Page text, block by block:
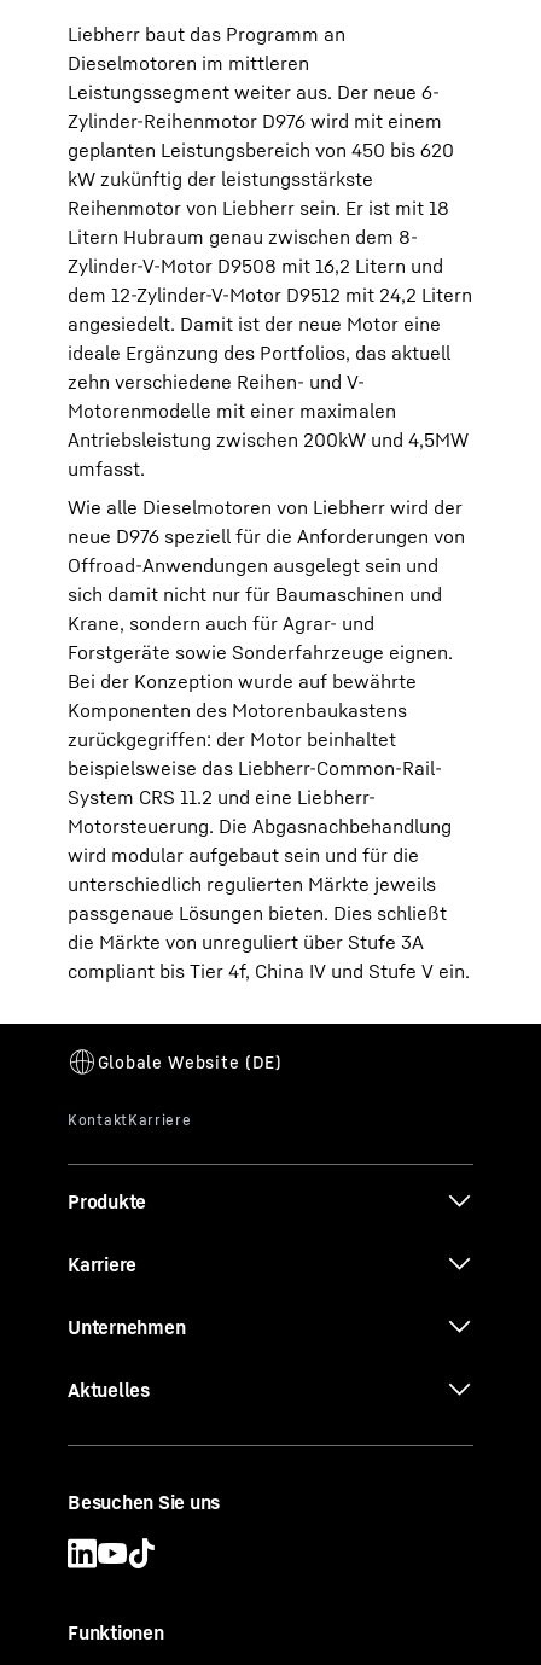
Liebherr baut das Programm an
Dieselmotoren im mittleren
Leistungssegment weiter aus. Der neue 6-
Zylinder-Reihenmotor D976 wird mit einem
geplanten Leistungsbereich von 450 bis 620
kW zukünftig der leistungsstärkste
Reihenmotor von Liebherr sein. Er ist mit 18
Litern Hubraum genau zwischen dem 8-
Zylinder-V-Motor D9508 mit 16,2 Litern und
dem 12-Zylinder-V-Motor D9512 mit 24,2 Litern
angesiedelt. Damit ist der neue Motor eine
ideale Ergänzung des Portfolios, das aktuell
zehn verschiedene Reihen- und V-
Motorenmodelle mit einer maximalen
Antriebsleistung zwischen 200kW und 4,5MW
umfasst.
Wie alle Dieselmotoren von Liebherr wird der
neue D976 speziell für die Anforderungen von
Offroad-Anwendungen ausgelegt sein und
sich damit nicht nur für Baumaschinen und
Krane, sondern auch für Agrar- und
Forstgeräte sowie Sonderfahrzeuge eignen.
Bei der Konzeption wurde auf bewährte
Komponenten des Motorenbaukastens
zurückgegriffen: der Motor beinhaltet
beispielsweise das Liebherr-Common-Rail-
System CRS 11.2 und eine Liebherr-
Motorsteuerung. Die Abgasnachbehandlung
wird modular aufgebaut sein und für die
unterschiedlich regulierten Märkte jeweils
passgenaue Lösungen bieten. Dies schließt
die Märkte von unreguliert über Stufe 3A
compliant bis Tier 4f, China IV und Stufe V ein.
Produkte
Karriere
Unternehmen
Aktuelles
Besuchen Sie uns
Funktionen